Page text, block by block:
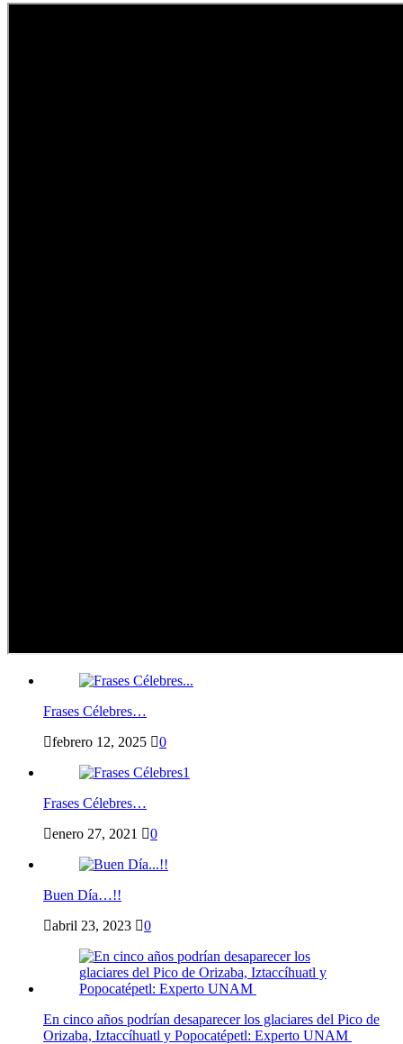
Frases Célebres…
febrero 12, 2025
0
Frases Célebres…
enero 27, 2021
0
Buen Día…!!
abril 23, 2023
0
En cinco años podrían desaparecer los glaciares del Pico de
Orizaba, Iztaccíhuatl y Popocatépetl: Experto UNAM